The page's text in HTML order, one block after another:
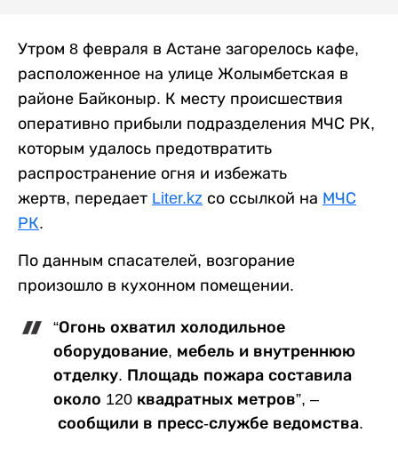
Утром 8 февраля в Астане загорелось кафе,
расположенное на улице Жолымбетская в
районе Байконыр. К месту происшествия
оперативно прибыли подразделения МЧС РК,
которым удалось предотвратить
распространение огня и избежать
жертв, передает Liter.kz со ссылкой на МЧС
РК.
По данным спасателей, возгорание
произошло в кухонном помещении.
“Огонь охватил холодильное
оборудование, мебель и внутреннюю
отделку. Площадь пожара составила
около 120 квадратных метров”, –
сообщили в пресс-службе ведомства.